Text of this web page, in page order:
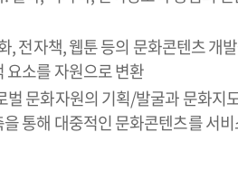
, 전자책, 웹툰 등의 문화콘텐츠 개
요소를 자원으로 변환
벌 문화자원의 기획/발굴과 문화지
통해 대중적인 문화콘텐츠를 서